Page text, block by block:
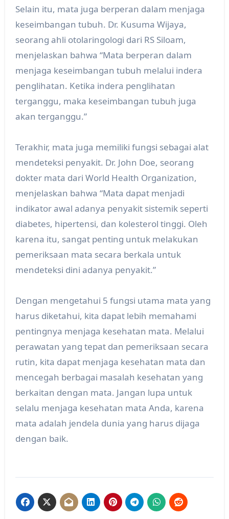
Selain itu, mata juga berperan dalam menjaga
keseimbangan tubuh. Dr. Kusuma Wijaya,
seorang ahli otolaringologi dari RS Siloam,
menjelaskan bahwa “Mata berperan dalam
menjaga keseimbangan tubuh melalui indera
penglihatan. Ketika indera penglihatan
terganggu, maka keseimbangan tubuh juga
akan terganggu.”
Terakhir, mata juga memiliki fungsi sebagai alat
mendeteksi penyakit. Dr. John Doe, seorang
dokter mata dari World Health Organization,
menjelaskan bahwa “Mata dapat menjadi
indikator awal adanya penyakit sistemik seperti
diabetes, hipertensi, dan kolesterol tinggi. Oleh
karena itu, sangat penting untuk melakukan
pemeriksaan mata secara berkala untuk
mendeteksi dini adanya penyakit.”
Dengan mengetahui 5 fungsi utama mata yang
harus diketahui, kita dapat lebih memahami
pentingnya menjaga kesehatan mata. Melalui
perawatan yang tepat dan pemeriksaan secara
rutin, kita dapat menjaga kesehatan mata dan
mencegah berbagai masalah kesehatan yang
berkaitan dengan mata. Jangan lupa untuk
selalu menjaga kesehatan mata Anda, karena
mata adalah jendela dunia yang harus dijaga
dengan baik.